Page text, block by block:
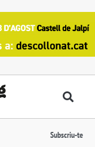
Subscriu-te